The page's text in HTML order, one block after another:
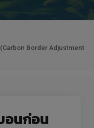
Border Adjustment
อนก่อน